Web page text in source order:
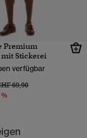
Premium
Stickerei
verfügbar
wurde reduziert von
69,90bis